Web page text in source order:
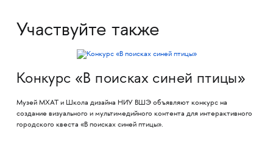
Участвуйте также
Конкурс «В поисках синей птицы»
Музей МХАТ и Школа дизайна НИУ ВШЭ объявляют конкурс на
создание визуального и мультимедийного контента для интерактивного
городского квеста «В поисках синей птицы».